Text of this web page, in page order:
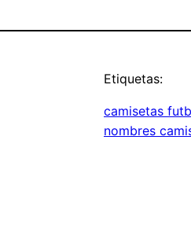
Etiquetas:
camisetas
nombres